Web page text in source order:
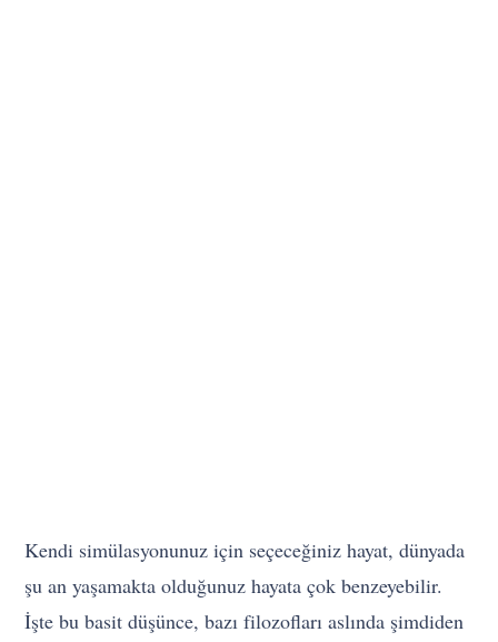
Kendi simülasyonunuz için seçeceğiniz hayat, dünyada
şu an yaşamakta olduğunuz hayata çok benzeyebilir.
İşte bu basit düşünce, bazı filozofları aslında şimdiden